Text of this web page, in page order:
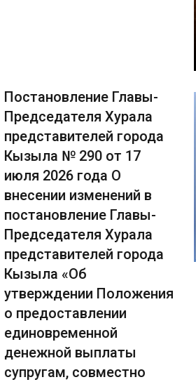
Постановление Главы-
Председателя Хурала
представителей города
Кызыла № 290 от 17
июля 2026 года О
внесении изменений в
постановление Главы-
Председателя Хурала
представителей города
Кызыла «Об
утверждении Положения
о предоставлении
единовременной
денежной выплаты
супругам, совместно